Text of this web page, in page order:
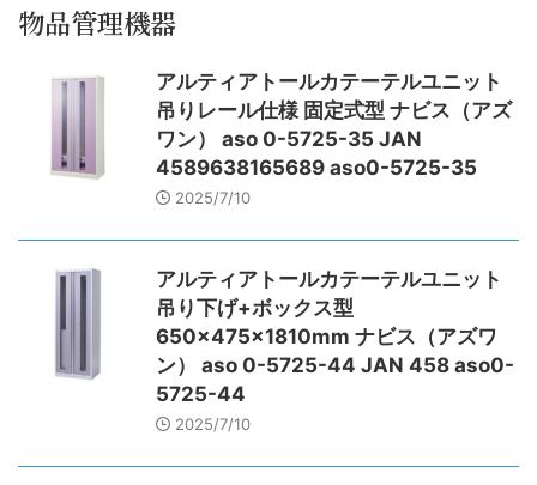
物品管理機器
アルティアトールカテーテルユニット
吊りレール仕様 固定式型 ナビス（アズ
ワン） aso 0-5725-35 JAN
4589638165689 aso0-5725-35
2025/7/10
アルティアトールカテーテルユニット
吊り下げ+ボックス型
650×475×1810mm ナビス（アズワ
ン） aso 0-5725-44 JAN 458 aso0-
5725-44
2025/7/10